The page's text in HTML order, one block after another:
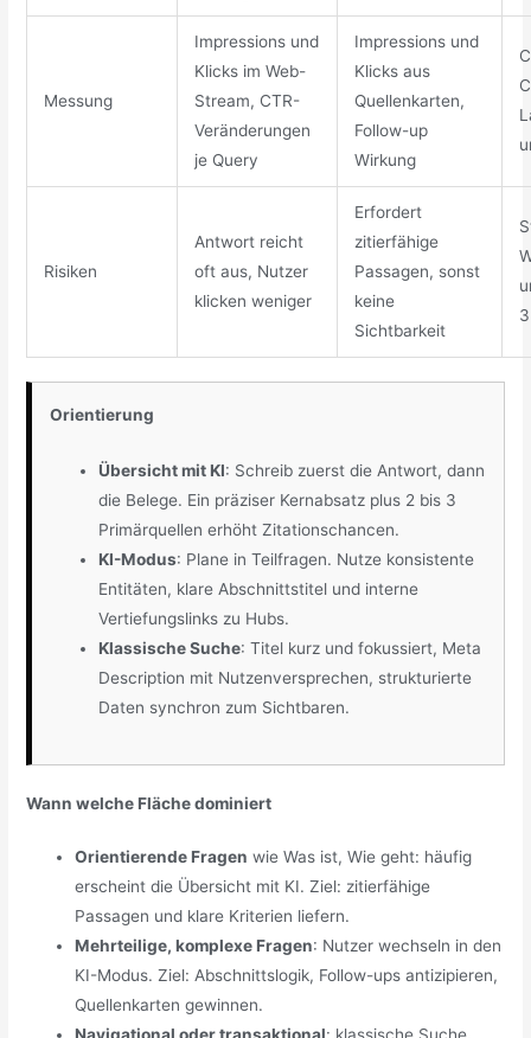
Messung
Impressions und
Klicks im Web-
Stream, CTR-
Veränderungen
je Query
Impressions und
Klicks aus
Quellenkarten,
Follow-up
Wirkung
Risiken
Antwort reicht
oft aus, Nutzer
klicken weniger
Erfordert
zitierfähige
Passagen, sonst
keine
Sichtbarkeit
3
Orientierung
Übersicht mit KI: Schreib zuerst die Antwort, dann
die Belege. Ein präziser Kernabsatz plus 2 bis 3
Primärquellen erhöht Zitationschancen.
KI-Modus: Plane in Teilfragen. Nutze konsistente
Entitäten, klare Abschnittstitel und interne
Vertiefungslinks zu Hubs.
Klassische Suche: Titel kurz und fokussiert, Meta
Description mit Nutzenversprechen, strukturierte
Daten synchron zum Sichtbaren.
Wann welche Fläche dominiert
Orientierende Fragen wie Was ist, Wie geht: häufig
erscheint die Übersicht mit KI. Ziel: zitierfähige
Passagen und klare Kriterien liefern.
Mehrteilige, komplexe Fragen: Nutzer wechseln in den
KI-Modus. Ziel: Abschnittslogik, Follow-ups antizipieren,
Quellenkarten gewinnen.